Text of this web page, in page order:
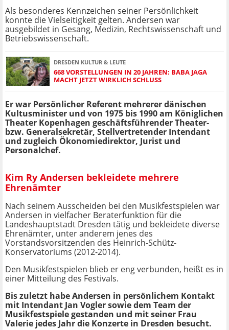
Als besonderes Kennzeichen seiner Persönlichkeit
konnte die Vielseitigkeit gelten. Andersen war
ausgebildet in Gesang, Medizin, Rechtswissenschaft und
Betriebswissenschaft.
DRESDEN KULTUR & LEUTE
668 VORSTELLUNGEN IN 20 JAHREN: BABA JAGA
MACHT JETZT WIRKLICH SCHLUSS
Er war Persönlicher Referent mehrerer dänischen
Kultusminister und von 1975 bis 1990 am Königlichen
Theater Kopenhagen geschäftsführender Theater-
bzw. Generalsekretär, Stellvertretender Intendant
und zugleich Ökonomiedirektor, Jurist und
Personalchef.
Kim Ry Andersen bekleidete mehrere
Ehrenämter
Nach seinem Ausscheiden bei den Musikfestspielen war
Andersen in vielfacher Beraterfunktion für die
Landeshauptstadt Dresden tätig und bekleidete diverse
Ehrenämter, unter anderem jenes des
Vorstandsvorsitzenden des Heinrich-Schütz-
Konservatoriums (2012-2014).
Den Musikfestspielen blieb er eng verbunden, heißt es in
einer Mitteilung des Festivals.
Bis zuletzt habe Andersen in persönlichem Kontakt
mit Intendant Jan Vogler sowie dem Team der
Musikfestspiele gestanden und mit seiner Frau
Valerie jedes Jahr die Konzerte in Dresden besucht.